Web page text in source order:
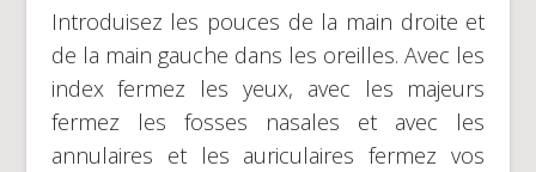
Introduisez les pouces de la main droite et
de la main gauche dans les oreilles. Avec les
index fermez les yeux, avec les majeurs
fermez les fosses nasales et avec les
annulaires et les auriculaires fermez vos